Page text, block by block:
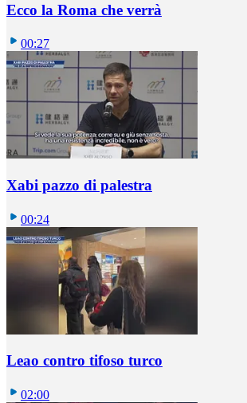
Ecco la Roma che verrà
00:27
Xabi pazzo di palestra
00:24
Leao contro tifoso turco
02:00